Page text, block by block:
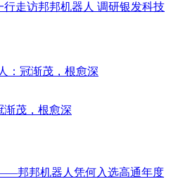
走访邦邦机器人 调研银发科技
渐茂，根愈深